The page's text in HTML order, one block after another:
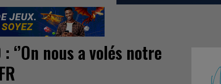
nous a volés notre